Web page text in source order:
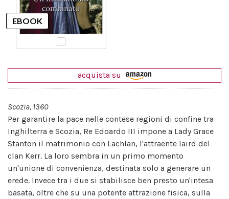
acquista su
Scozia, 1360
Per garantire la pace nelle contese regioni di confine tra
Inghilterra e Scozia, Re Edoardo III impone a Lady Grace
Stanton il matrimonio con Lachlan, l'attraente laird del
clan Kerr. La loro sembra in un primo momento
un'unione di convenienza, destinata solo a generare un
erede. Invece tra i due si stabilisce ben presto un'intesa
basata, oltre che su una potente attrazione fisica, sulla